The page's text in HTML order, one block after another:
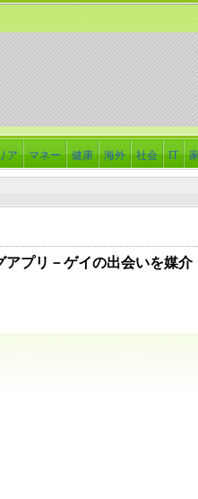
ア マネー 健康 海外 社会 IT
プリ－ゲイの出会いを媒介